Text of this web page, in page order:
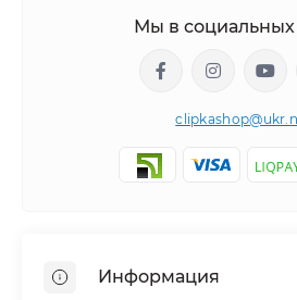
Мы в социальных
Информация